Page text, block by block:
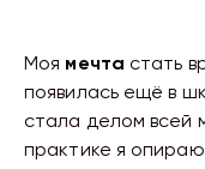
Моя мечта стать
появилась ещё в
стала делом всей
практике я